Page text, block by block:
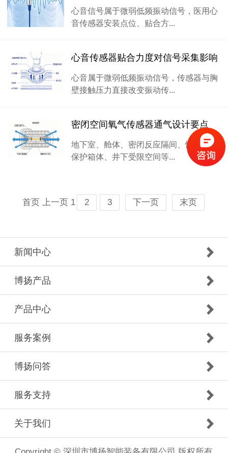
心音信号属于微弱低频振动信号，医用心
音传感器安装点位、贴合方...
心音传感器贴合力度对信号采集影响
心音属于微弱低频振动信号，传感器与胸
壁接触压力直接改变振动传...
密闭空间氧气传感器通气设计要点
地下室、舱体、密闭反应隔间、惰性气体
保护箱体、井下受限空间等...
首页 上一页 1 2 3 下一页 末页
新闻中心
博扬产品
产品中心
服务案例
博扬问答
服务支持
关于我们